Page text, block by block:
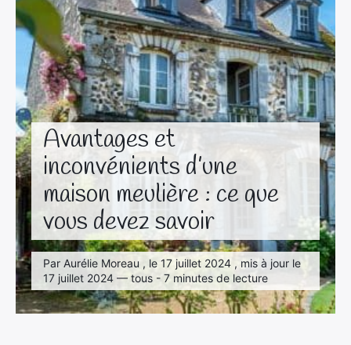
Avantages et
inconvénients d’une
maison meulière : ce que
vous devez savoir
Par Aurélie Moreau , le 17 juillet 2024 , mis à jour le
17 juillet 2024 — tous - 7 minutes de lecture
Voyages
Déco & Maison
Amour